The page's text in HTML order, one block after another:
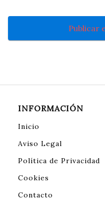
INFORMACIÓN
Inicio
Aviso Legal
Política de Privacidad
Cookies
Contacto